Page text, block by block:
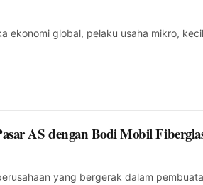
ekonomi global, pelaku usaha mikro,
AS dengan Bodi Mobil
yang bergerak dalam